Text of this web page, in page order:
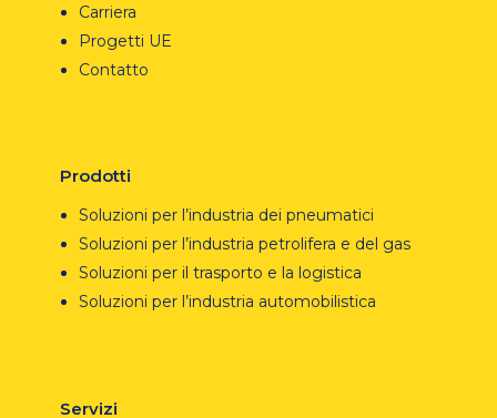
Carriera
Progetti UE
Contatto
Prodotti
Soluzioni per l’industria dei pneumatici
Soluzioni per l’industria petrolifera e del gas
Soluzioni per il trasporto e la logistica
Soluzioni per l’industria automobilistica
Servizi